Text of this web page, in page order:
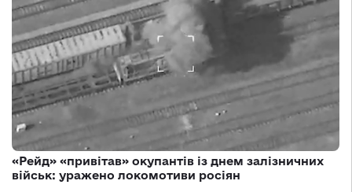
«Рейд» «привітав» окупантів із днем залізничних
військ: уражено локомотиви росіян